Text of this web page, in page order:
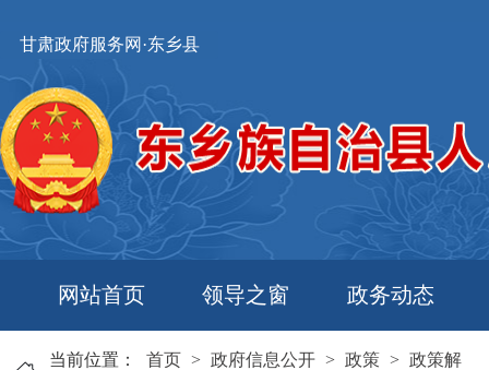
甘肃政府服务网·东乡县
网站首页 领导之窗 政务动态
当前位置： 首页 > 政府信息公开 > 政策 > 政策解